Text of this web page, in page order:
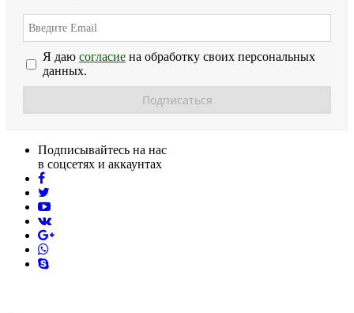
Я даю согласие на обработку своих персональных
данных.
Подписывайтесь на нас
в соцсетях и аккаунтах
facebook
youtube
vk
skype